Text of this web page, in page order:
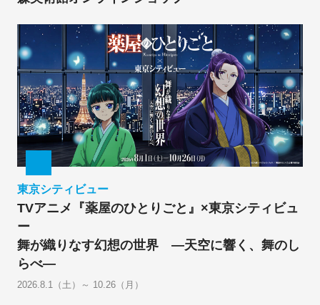
東京シティビュー
TVアニメ『薬屋のひとりごと』×東京シティビュ
ー
舞が織りなす幻想の世界 ―天空に響く、舞のし
らべ―
2026.8.1（土）～ 10.26（月）